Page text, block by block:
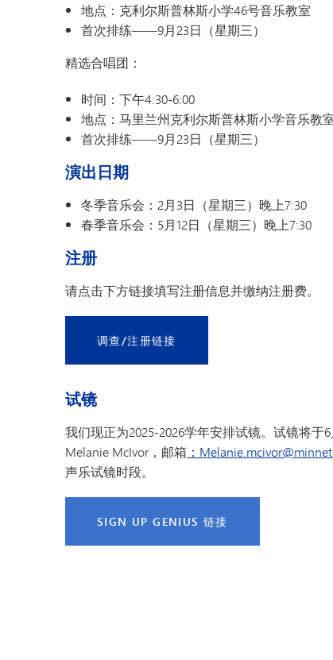
地点：克利尔斯普林斯小学46号音乐教室
首次排练——9月23日（星期三）
精选合唱团：
时间：下午4:30-6:00
地点：马里兰州克利尔斯普林斯小学音乐教
首次排练——9月23日（星期三）
演出日期
冬季音乐会：2月3日（星期三）晚上7:30
春季音乐会：5月12日（星期三）晚上7:30
注册
请点击下方链接填写注册信息并缴纳注册费。
调查/注册链接
试镜
我们现正为2025-2026学年安排试镜。试镜将
Melanie McIvor，邮箱 ：
声乐试镜时段。
SIGN UP GENIUS 链接